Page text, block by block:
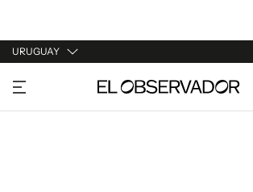
URUGUAY
URUGUAY
ARGENTINA